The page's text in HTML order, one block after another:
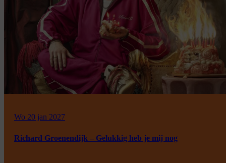
Wo 20 jan 2027
Richard Groenendijk – Gelukkig heb je mij nog